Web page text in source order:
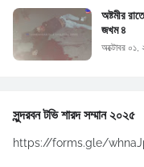
অষ্টমীর
জখম ৪
অক্টোবর ০১,
সুন্দরবন টভি শারদ সম্মান ২০২৫
https://forms.gle/